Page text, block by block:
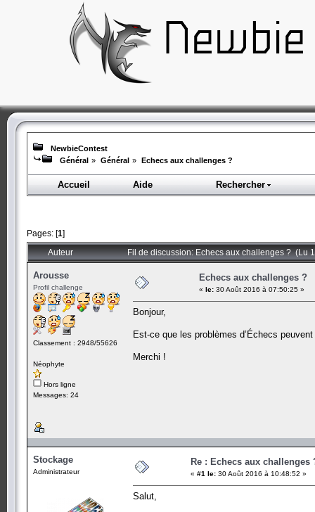
NewbieContest
Général » Général » Echecs aux challenges ?
Accueil Aide Rechercher
Pages: [1]
Auteur Fil de discussion: Echecs aux challenges ? (Lu
Arousse
Profil challenge
Classement : 2948/55626
Néophyte
Hors ligne
Messages: 24
Echecs aux challenges ?
« le: 30 Août 2016 à 07:50:25 »
Bonjour,
Est-ce que les problèmes d’Échecs
Merchi !
Stockage
Administrateur
Re : Echecs aux challenges
« #1 le: 30 Août 2016 à 10:48:52 »
Salut,